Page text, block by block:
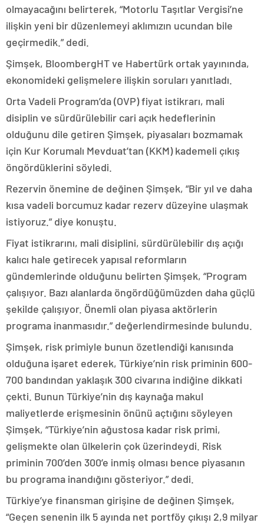
olmayacağını belirterek, “Motorlu Taşıtlar Vergisi’ne
ilişkin yeni bir düzenlemeyi aklımızın ucundan bile
geçirmedik.” dedi.
Şimşek, BloombergHT ve Habertürk ortak yayınında,
ekonomideki gelişmelere ilişkin soruları yanıtladı.
Orta Vadeli Program’da (OVP) fiyat istikrarı, mali
disiplin ve sürdürülebilir cari açık hedeflerinin
olduğunu dile getiren Şimşek, piyasaları bozmamak
için Kur Korumalı Mevduat’tan (KKM) kademeli çıkış
öngördüklerini söyledi.
Rezervin önemine de değinen Şimşek, “Bir yıl ve daha
kısa vadeli borcumuz kadar rezerv düzeyine ulaşmak
istiyoruz.” diye konuştu.
Fiyat istikrarını, mali disiplini, sürdürülebilir dış açığı
kalıcı hale getirecek yapısal reformların
gündemlerinde olduğunu belirten Şimşek, “Program
çalışıyor. Bazı alanlarda öngördüğümüzden daha güçlü
şekilde çalışıyor. Önemli olan piyasa aktörlerin
programa inanmasıdır.” değerlendirmesinde bulundu.
Şimşek, risk primiyle bunun özetlendiği kanısında
olduğuna işaret ederek, Türkiye’nin risk priminin 600-
700 bandından yaklaşık 300 civarına indiğine dikkati
çekti. Bunun Türkiye’nin dış kaynağa makul
maliyetlerde erişmesinin önünü açtığını söyleyen
Şimşek, “Türkiye’nin ağustosa kadar risk primi,
gelişmekte olan ülkelerin çok üzerindeydi. Risk
priminin 700’den 300’e inmiş olması bence piyasanın
bu programa inandığını gösteriyor.” dedi.
Türkiye’ye finansman girişine de değinen Şimşek,
“Geçen senenin ilk 5 ayında net portföy çıkışı 2,9 milyar